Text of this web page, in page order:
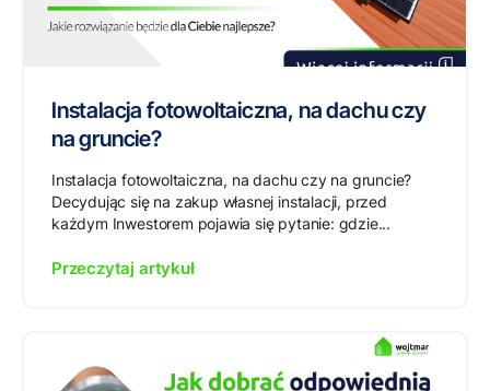
Instalacja fotowoltaiczna, na dachu czy
na gruncie?
Instalacja fotowoltaiczna, na dachu czy na gruncie?
Decydując się na zakup własnej instalacji, przed
każdym Inwestorem pojawia się pytanie: gdzie...
Przeczytaj artykuł